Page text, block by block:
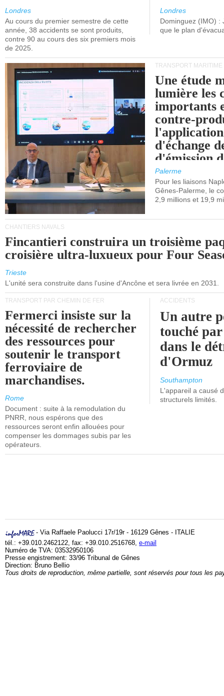
Londres
Au cours du premier semestre de cette
année, 38 accidents se sont produits,
contre 90 au cours des six premiers mois
de 2025.
Londres
Dominguez (IMO) :
que le plan
TRANSPORT MARITIME
Une étude
lumière les
importants
contre-
d'échange
d'émission
(SEQE-UE)
maritimes
occidentale.
Palerme
Pour les liaisons
Gênes-Palerme, le
2,9 millions et 19,9
CHANTIERS NAVALS
Fincantieri construira un troisième
croisière ultra-luxueux pour Four
Trieste
L'unité sera construite dans l'usine d'Ancône et sera livrée en 2031.
TRANSPORT PAR CHEMIN DE FER
Fermerci insiste sur la
nécessité de rechercher
des ressources pour
soutenir le transport
ferroviaire de
marchandises.
Rome
Document : suite à la remodulation du
PNRR, nous espérons que des
ressources seront enfin allouées pour
compenser les dommages subis par les
opérateurs.
ACCIDENTS
Un autre
touché
dans le
d'Ormuz
Southampton
L'appareil a causé
structurels limités.
- Via Raffaele Paolucci 17r/19r - 16129 Gênes - ITALIE
tél.: +39.010.2462122, fax: +39.010.2516768, e-mail
Numéro de TVA: 03532950106
Presse engistrement: 33/96 Tribunal de Gênes
Direction: Bruno Bellio
Tous droits de reproduction, même partielle, sont réservés pour tous les